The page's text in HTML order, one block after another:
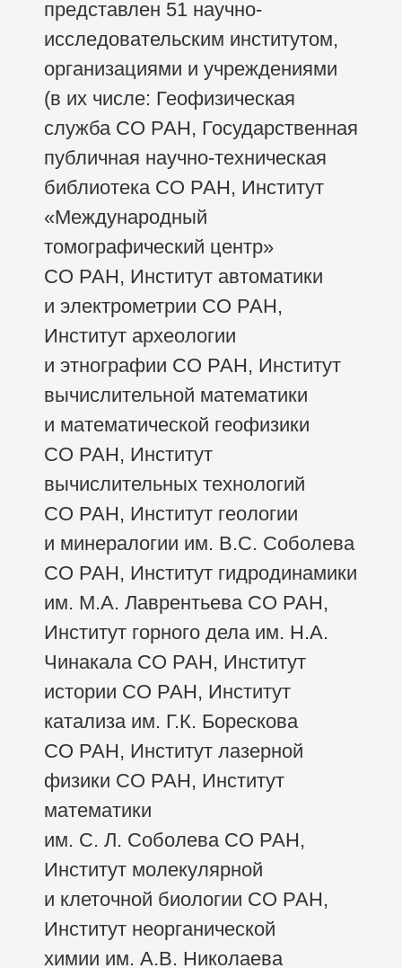
представлен 51 научно-
исследовательским институтом,
организациями и учреждениями
(в их числе: Геофизическая
служба СО РАН, Государственная
публичная научно-техническая
библиотека СО РАН, Институт
«Международный
томографический центр»
СО РАН, Институт автоматики
и электрометрии СО РАН,
Институт археологии
и этнографии СО РАН, Институт
вычислительной математики
и математической геофизики
СО РАН, Институт
вычислительных технологий
СО РАН, Институт геологии
и минералогии им. В.С. Соболева
СО РАН, Институт гидродинамики
им. М.А. Лаврентьева СО РАН,
Институт горного дела им. Н.А.
Чинакала СО РАН, Институт
истории СО РАН, Институт
катализа им. Г.К. Борескова
СО РАН, Институт лазерной
физики СО РАН, Институт
математики
им. С. Л. Соболева СО РАН,
Институт молекулярной
и клеточной биологии СО РАН,
Институт неорганической
химии им. А.В. Николаева